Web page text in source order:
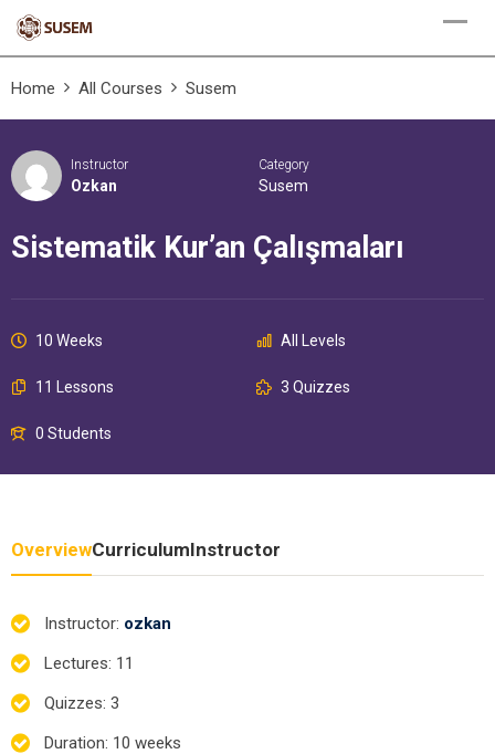
Skip
Home
All Courses Susem
Instructor
Ozkan
Category
Susem
Sistematik Kur’an Çalışmaları
10 Weeks All Levels
11 Lessons 3 Quizzes
0 Students
OverviewCurriculumInstructor
Instructor: ozkan
Lectures: 11
Quizzes: 3
Duration: 10 weeks